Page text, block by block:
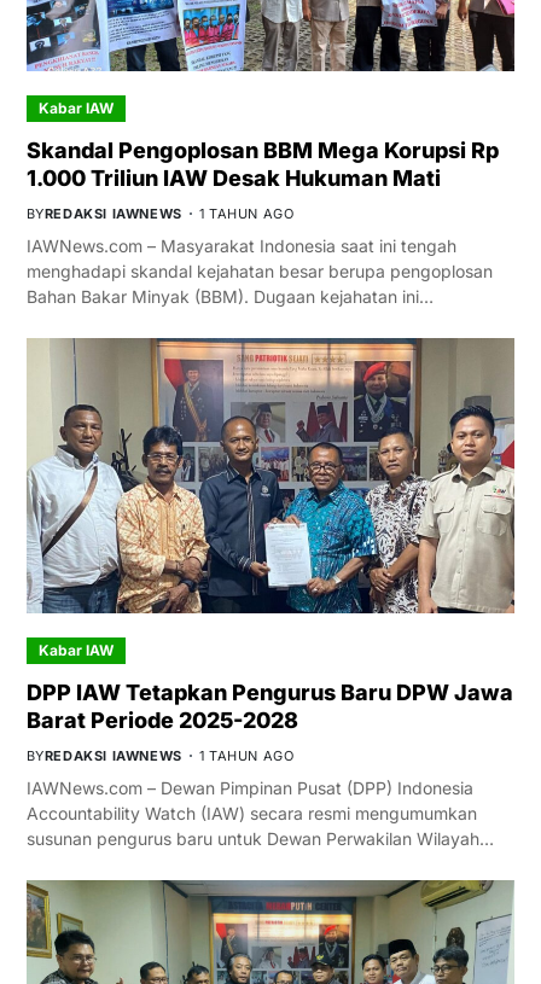
Kabar IAW
Skandal Pengoplosan BBM Mega Korupsi Rp
1.000 Triliun IAW Desak Hukuman Mati
BYREDAKSI IAWNEWS 1 TAHUN AGO
IAWNews.com – Masyarakat Indonesia saat ini tengah
menghadapi skandal kejahatan besar berupa pengoplosan
Bahan Bakar Minyak (BBM). Dugaan kejahatan ini…
Kabar IAW
DPP IAW Tetapkan Pengurus Baru DPW Jawa
Barat Periode 2025-2028
BYREDAKSI IAWNEWS 1 TAHUN AGO
IAWNews.com – Dewan Pimpinan Pusat (DPP) Indonesia
Accountability Watch (IAW) secara resmi mengumumkan
susunan pengurus baru untuk Dewan Perwakilan Wilayah…